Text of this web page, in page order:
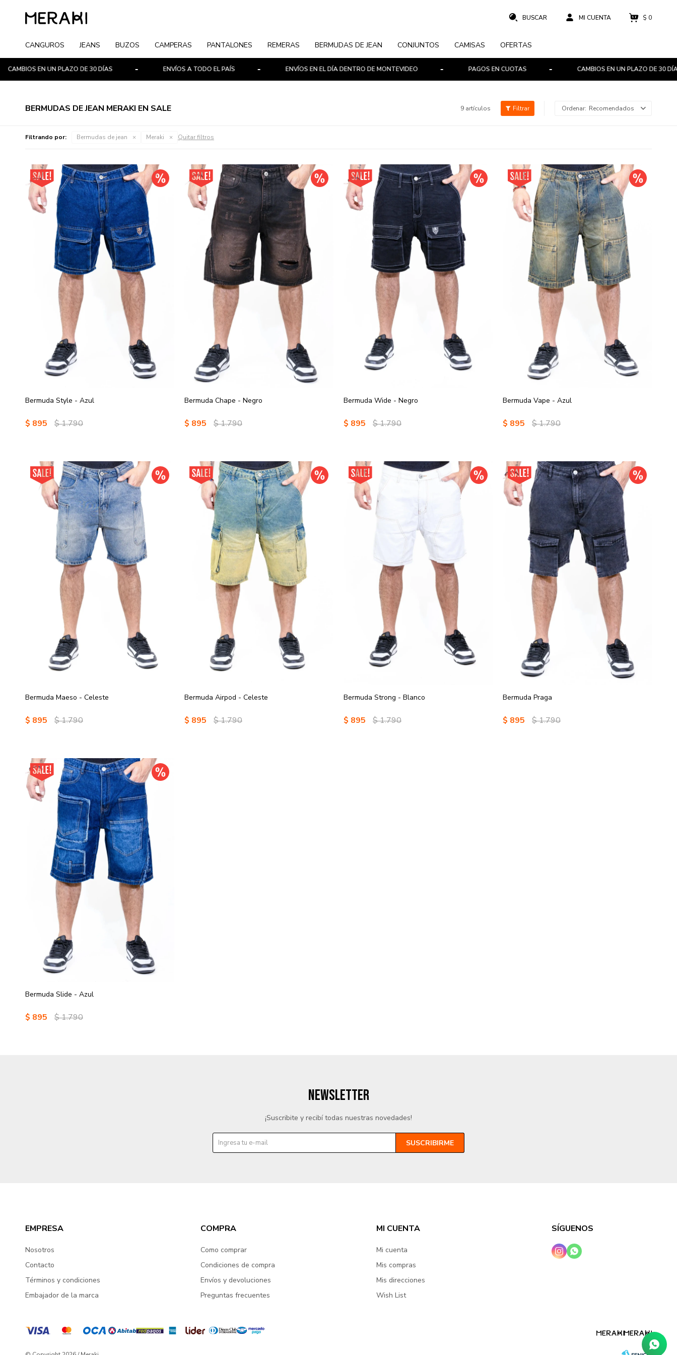
CANGUROS JEANS BUZOS CAMPERAS PANTALONES REMERAS BERMUDAS DE JEAN CONJUNTOS CAMISAS OFERTAS
$ 0
EN UN PLAZO DE 30 DÍAS ENVÍOS A TODO EL PAÍS ENVÍOS EN EL DÍA DENTRO DE MONTEVIDEO PAGOS EN CUOTAS CAMBIOS EN UN PLAZO DE 30 DÍAS
BERMUDAS DE JEAN MERAKI EN SALE 9 artículos Recomendados
Filtrando por: Bermudas de jean Meraki Quitar filtros
Bermuda Style - Azul
$ 895 $1.790
Bermuda Chape - Negro
$ 895 $1.790
Bermuda Wide - Negro
$ 895 $1.790
Bermuda Vape - Azul
$ 895 $1.790
Bermuda Maeso - Celeste
$ 895 $1.790
Bermuda Airpod - Celeste
$ 895 $1.790
Bermuda Strong - Blanco
$ 895 $1.790
Bermuda Praga
$ 895 $1.790
Bermuda Slide - Azul
$ 895 $1.790
EMPRESA
Nosotros
Contacto
Términos y condiciones
Embajador de la marca
COMPRA
Como comprar
Condiciones de compra
Envíos y devoluciones
Preguntas frecuentes
MI CUENTA
Mi cuenta
Mis compras
Mis direcciones
Wish List
SÍGUENOS
 
NEWSLETTER
¡Suscribite y recibí todas nuestras novedades!
SUSCRIBIRME